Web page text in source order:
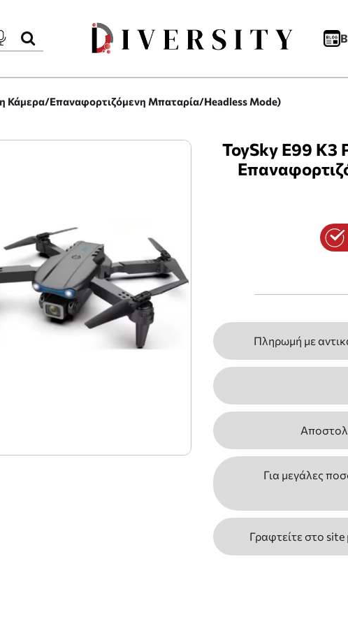
Κάμερα/Επαναφορτιζόμενη Μπαταρία/Headless Mode)
ToySky E99
Πληρωμή με
Για μεγάλες
Γραφτείτε στο site